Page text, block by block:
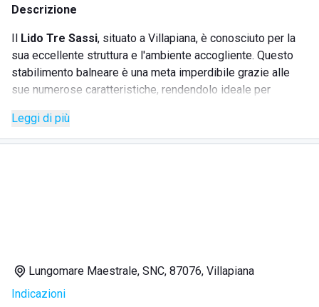
Descrizione
Il Lido Tre Sassi, situato a Villapiana, è conosciuto per la
sua eccellente struttura e l'ambiente accogliente. Questo
stabilimento balneare è una meta imperdibile grazie alle
sue numerose caratteristiche, rendendolo ideale per
una varietà di servizi, tra cui una spiaggia attrezzata con
lettini e ombrelloni, e una ricca offerta gastronomica presso
Area giochi per bambini e attività ricreative
Servizi di noleggio attrezzature per sport acquatici
Leggi di più
Lungomare Maestrale, SNC, 87076, Villapiana
Indicazioni